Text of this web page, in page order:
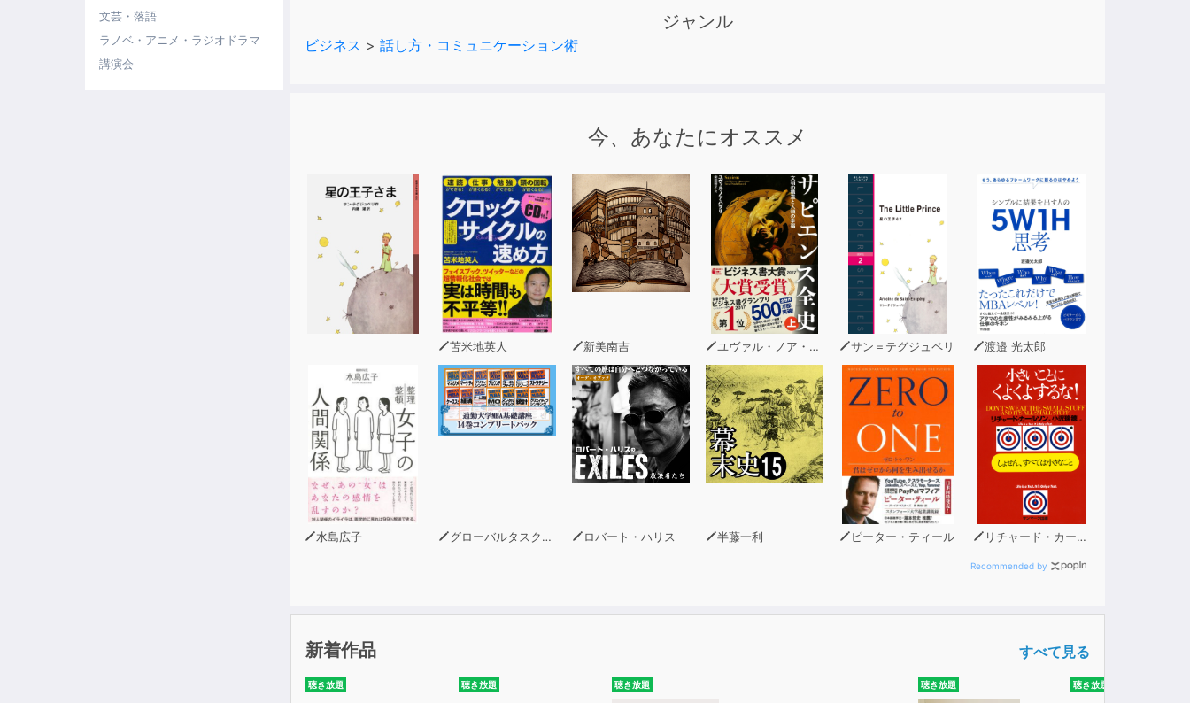
文芸・落語
ラノベ・アニメ・ラジオドラマ
講演会
苦手な人や話の通じない人とどう話せばいいのか、
「どうしてわかってくれないの？」というストレスをためずに、
自分の思いや要求をどう相手に届けるか、
さまざまなシーンにわけて、伝え方のテクニックをまとめました。
練習問題を解きながら、伝え方のスキルを磨いていきましょう！
ジャンル
ビジネス > 話し方・コミュニケーション術
今、あなたにオススメ
苫米地英人 新美南吉 ユヴァル・ノア・ハラリ サン＝テグジュペリ 渡邉 光太郎
水島広子 グローバルタスクフォース(著) ロバート・ハリス 半藤一利 ピーター・ティール リチャード・カールソン
Recommended by
新着作品 すべて見る
聴き放題 聴き放題 聴き放題 聴き放題 聴き放題